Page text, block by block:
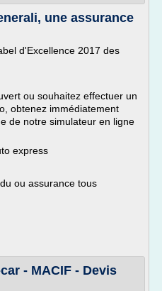
une assurance
d'Excellence 2017 des
ou souhaitez effectuer un
obtenez immédiatement
de notre simulateur en ligne
express
ou assurance tous
- MACIF - Devis